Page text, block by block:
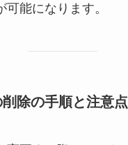
能になります。
除の手順と注意点